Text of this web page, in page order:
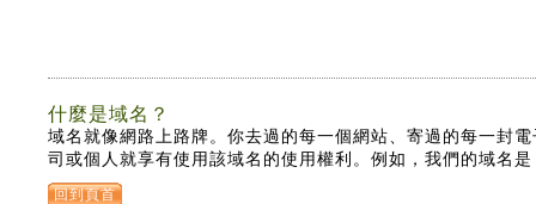
什麼是域名？
域名就像網路上路牌。你去過的每一個網站、寄過的每一封
司或個人就享有使用該域名的使用權利。例如，我們的域
回到頁首